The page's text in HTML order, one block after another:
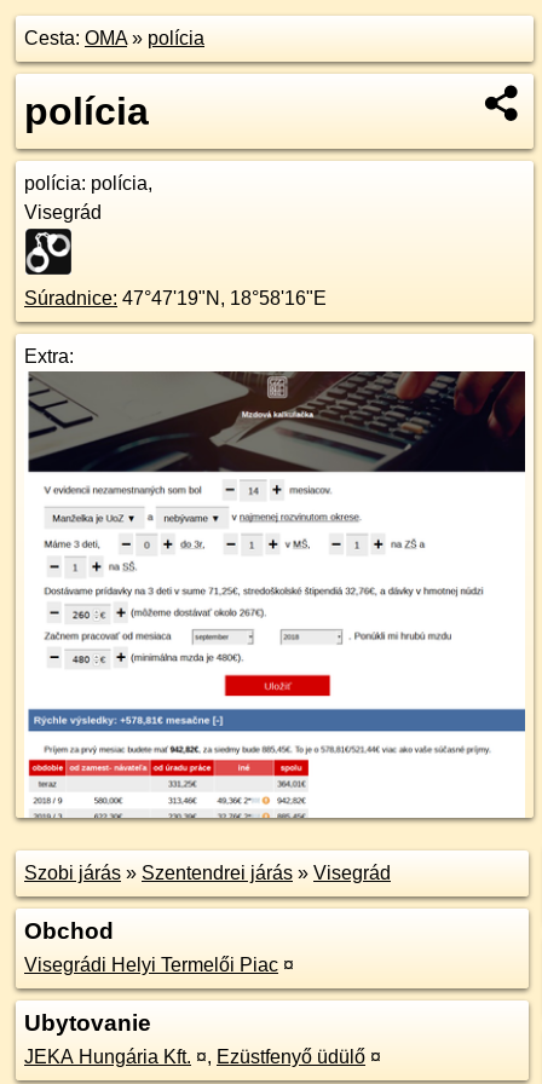
Cesta: OMA» polícia
polícia
polícia: polícia,
Visegrád
Súradnice: 47°47'19"N , 18°58'16"E
Extra:
Szobi járás » Szentendrei járás » Visegrád
Obchod
Visegrádi Helyi Termelői Piac ¤
Ubytovanie
JEKA Hungária Kft. ¤, Ezüstfenyő üdülő ¤